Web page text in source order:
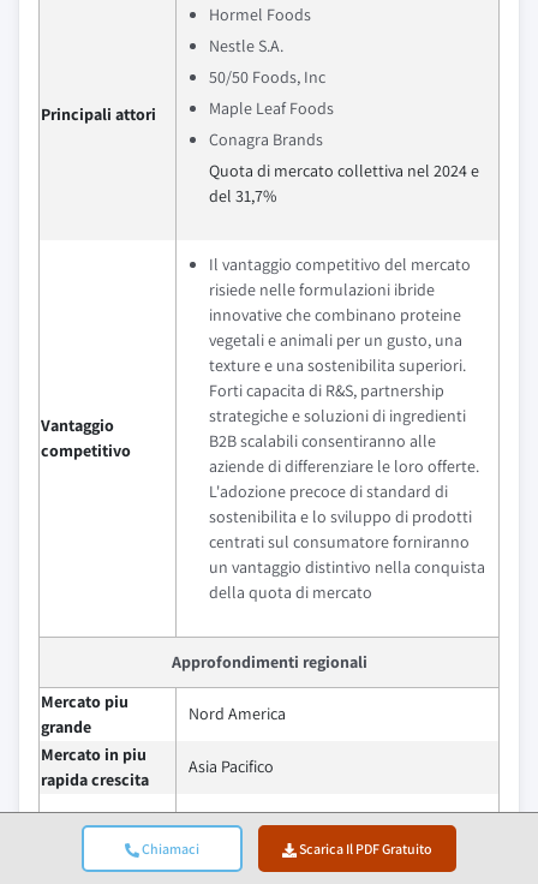
Chiamaci Scarica Il PDF Gratuito
Principali attori
Hormel Foods
Nestle S.A.
50/50 Foods, Inc
Maple Leaf Foods
Conagra Brands
Quota di mercato collettiva nel 2024 e
del 31,7%
Vantaggio
competitivo
Il vantaggio competitivo del mercato
risiede nelle formulazioni ibride
innovative che combinano proteine
vegetali e animali per un gusto, una
texture e una sostenibilita superiori.
Forti capacita di R&S, partnership
strategiche e soluzioni di ingredienti
B2B scalabili consentiranno alle
aziende di differenziare le loro offerte.
L'adozione precoce di standard di
sostenibilita e lo sviluppo di prodotti
centrati sul consumatore forniranno
un vantaggio distintivo nella conquista
della quota di mercato
Approfondimenti regionali
Mercato piu
grande
Nord America
Mercato in piu
rapida crescita
Asia Pacifico
Paesi emergenti Corea del Sud, Giappone, Australia
Il mercato globale del sistema